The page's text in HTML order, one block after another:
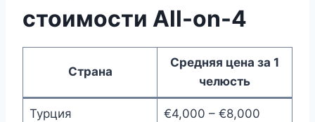
стоимости All-on-4
Страна
Средняя цена за 1
челюсть
Турция €4,000 – €8,000